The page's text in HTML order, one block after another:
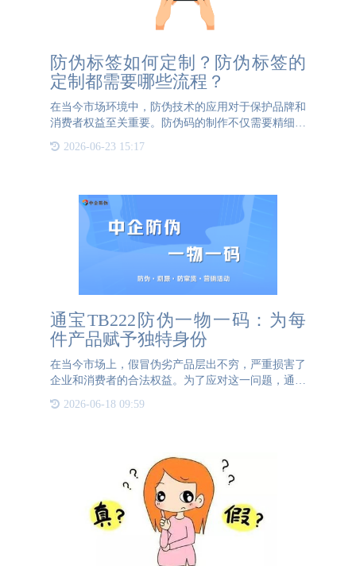
防伪标签如何定制？防伪标签的
定制都需要哪些流程？
在当今市场环境中，防伪技术的应用对于保护品牌和
消费者权益至关重要。防伪码的制作不仅需要精细的
前期准备，还需要专业的技术支持。本文将详细介绍
防伪码制作的流程、成本以及相关注意事项。一、防
2026-06-23 15:17
通宝TB222防伪一物一码：为每
件产品赋予独特身份
在当今市场上，假冒伪劣产品层出不穷，严重损害了
企业和消费者的合法权益。为了应对这一问题，通宝
供了更高效、更安全的防伪手段。一物一码技术的核
2026-06-18 09:59